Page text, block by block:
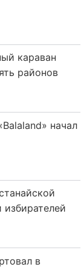
караван
районов
начал
в